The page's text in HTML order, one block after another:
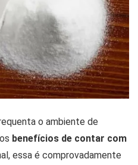
o ambiente de
benefícios de contar com
essa é comprovadamente